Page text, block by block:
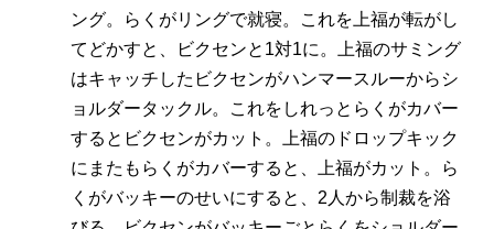
ング。らくがリングで就寝。これを上福が転がし
てどかすと、ビクセンと1対1に。上福のサミング
はキャッチしたビクセンがハンマースルーからシ
ョルダータックル。これをしれっとらくがカバー
するとビクセンがカット。上福のドロップキック
にまたもらくがカバーすると、上福がカット。ら
くがバッキーのせいにすると、2人から制裁を浴